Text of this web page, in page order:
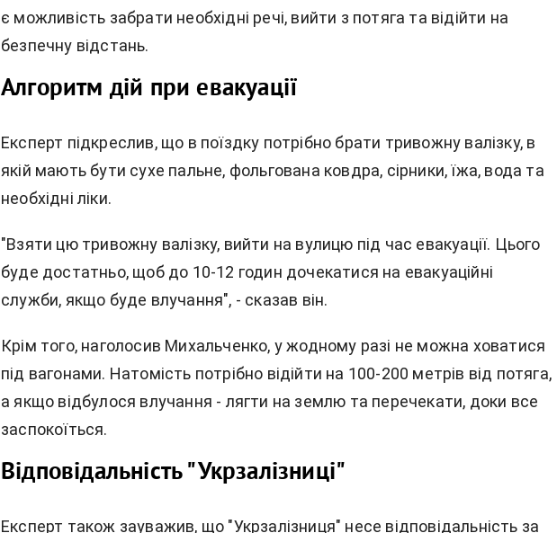
є можливість забрати необхідні речі, вийти з потяга та відійти на
безпечну відстань.
Алгоритм дій при евакуації
Експерт підкреслив, що в поїздку потрібно брати тривожну валізку, в
якій мають бути сухе пальне, фольгована ковдра, сірники, їжа, вода та
необхідні ліки.
"Взяти цю тривожну валізку, вийти на вулицю під час евакуації. Цього
буде достатньо, щоб до 10-12 годин дочекатися на евакуаційні
служби, якщо буде влучання", - сказав він.
Крім того, наголосив Михальченко, у жодному разі не можна ховатися
під вагонами. Натомість потрібно відійти на 100-200 метрів від потяга,
а якщо відбулося влучання - лягти на землю та перечекати, доки все
заспокоїться.
Відповідальність "Укрзалізниці"
Експерт також зауважив, що "Укрзалізниця" несе відповідальність за